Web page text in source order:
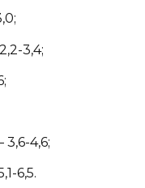
3,4;
4,6;
6,5.